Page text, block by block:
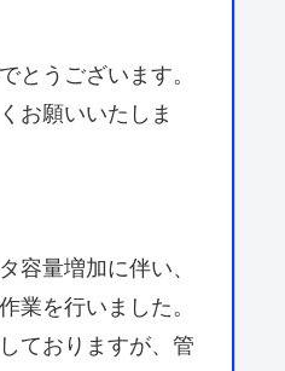
とうございます。
お願いいたしま
容量増加に伴い、
業を行いました。
ておりますが、管